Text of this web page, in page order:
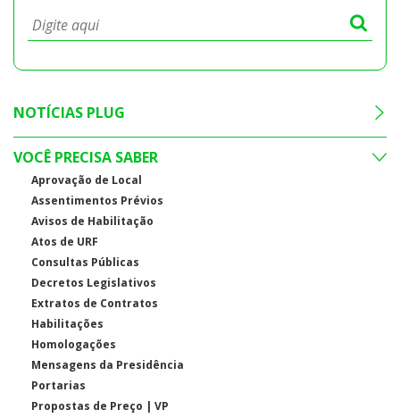
NOTÍCIAS PLUG
VOCÊ PRECISA SABER
Aprovação de Local
Assentimentos Prévios
Avisos de Habilitação
Atos de URF
Consultas Públicas
Decretos Legislativos
Extratos de Contratos
Habilitações
Homologações
Mensagens da Presidência
Portarias
Propostas de Preço | VP